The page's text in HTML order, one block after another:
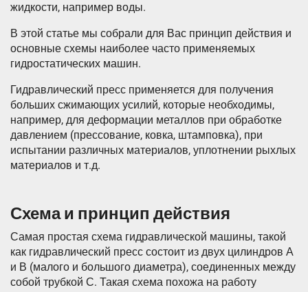
жидкости, например воды.
В этой статье мы собрали для Вас принцип действия и
основные схемы наиболее часто применяемых
гидростатических машин.
Гидравлический пресс применяется для получения
больших сжимающих усилий, которые необходимы,
например, для деформации металлов при обработке
давлением (прессование, ковка, штамповка), при
испытании различных материалов, уплотнении рыхлых
материалов и т.д.
Схема и принцип действия
Самая простая схема гидравлической машины, такой
как гидравлический пресс состоит из двух цилиндров А
и В (малого и большого диаметра), соединенных между
собой трубкой С. Такая схема похожа на работу